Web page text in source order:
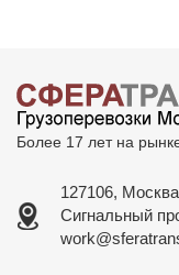
Более 17 лет на
127106,
Сигнальный